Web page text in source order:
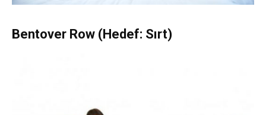
Bentover Row (Hedef: Sırt)